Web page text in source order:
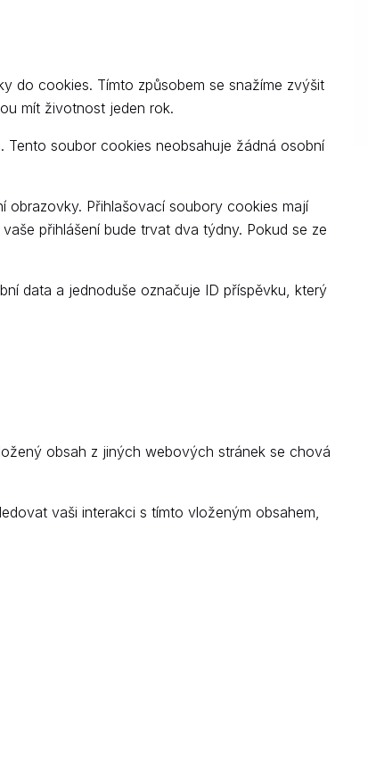
do cookies. Tímto způsobem se snažíme zvýšit
mít životnost jeden rok.
soubor cookies neobsahuje žádná osobní
obrazovky. Přihlašovací soubory cookies mají
přihlášení bude trvat dva týdny. Pokud se ze
data a jednoduše označuje ID příspěvku, který
obsah z jiných webových stránek se chová
vaši interakci s tímto vloženým obsahem,